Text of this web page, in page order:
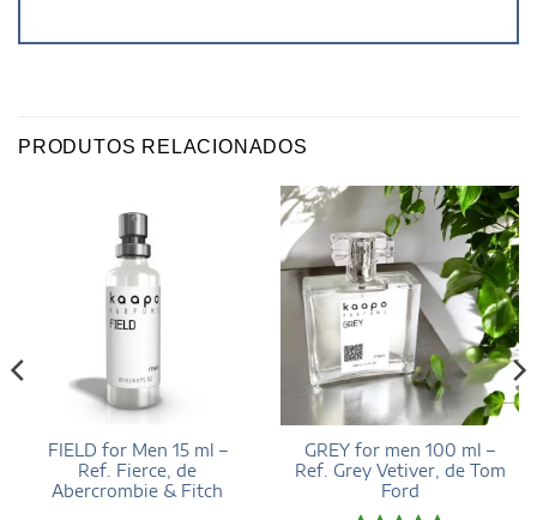
PRODUTOS RELACIONADOS
FIELD for Men 15 ml –
Ref. Fierce, de
Abercrombie & Fitch
GREY for men 100 ml –
Ref. Grey Vetiver, de Tom
Ford